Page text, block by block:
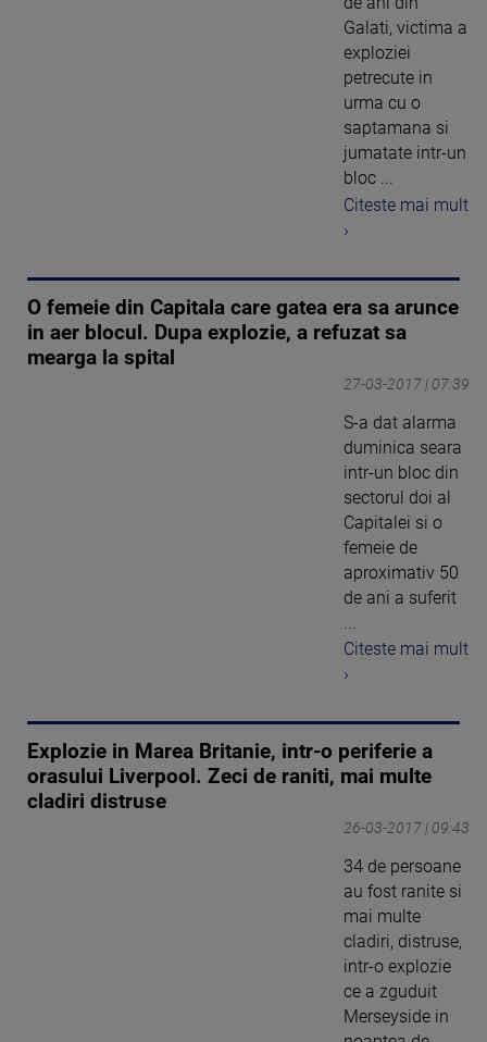
Galati, victima a
exploziei
petrecute in
urma cu o
saptamana si
jumatate intr-un
bloc ...
Citeste mai mult
›
O femeie din Capitala care gatea era sa arunce
in aer blocul. Dupa explozie, a refuzat sa
mearga la spital
27-03-2017 | 07:39
S-a dat alarma
duminica seara
intr-un bloc din
sectorul doi al
Capitalei si o
femeie de
aproximativ 50
de ani a suferit
Citeste mai mult
›
Explozie in Marea Britanie, intr-o periferie a
orasului Liverpool. Zeci de raniti, mai multe
cladiri distruse
26-03-2017 | 09:43
34 de persoane
au fost ranite si
mai multe
cladiri, distruse,
intr-o explozie
ce a zguduit
Merseyside in